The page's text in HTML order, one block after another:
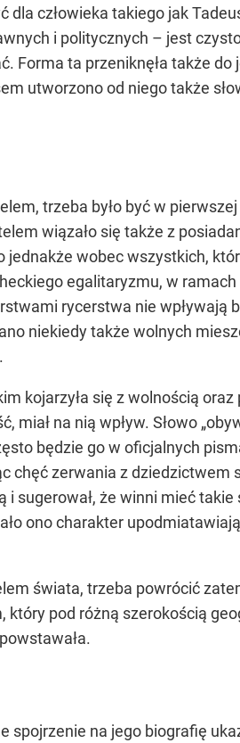
dla człowieka takiego jak
i politycznych – jest
Forma ta przeniknęła także
utworzono od niego także
trzeba było być w
wiązało się także z
wobec wszystkich,
egalitaryzmu, w
rycerstwa nie wpływają
niekiedy także wolnych
kojarzyła się z wolnością
miał na nią wpływ. Słowo
będzie go w oficjalnych
chęć zerwania z
sugerował, że winni mieć
ono charakter
świata, trzeba powrócić
pod różną szerokością
spojrzenie na jego biografię